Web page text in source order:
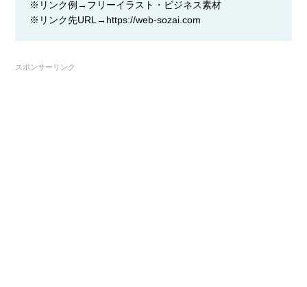
※リンク例→フリーイラスト・ビジネス素材
※リンク先URL→https://web-sozai.com
スポンサーリンク